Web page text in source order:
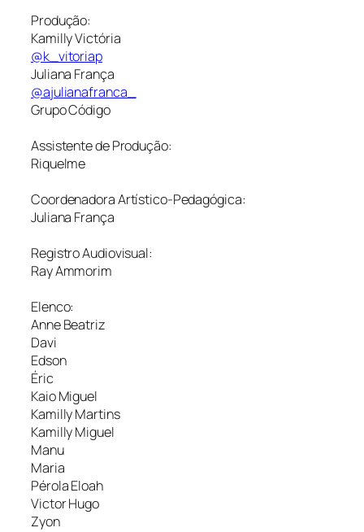
Produção:
Kamilly Victória
@k_vitoriap
Juliana França
@ajulianafranca_
Grupo Código
Assistente de Produção:
Riquelme
Coordenadora Artístico-Pedagógica:
Juliana França
Registro Audiovisual:
Ray Ammorim
Elenco:
Anne Beatriz
Davi
Edson
Éric
Kaio Miguel
Kamilly Martins
Kamilly Miguel
Manu
Maria
Pérola Eloah
Victor Hugo
Zyon